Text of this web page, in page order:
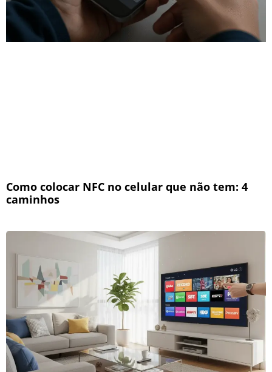
Como colocar NFC no celular que não tem: 4
caminhos